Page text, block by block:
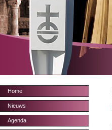
Home
Nieuws
Agenda